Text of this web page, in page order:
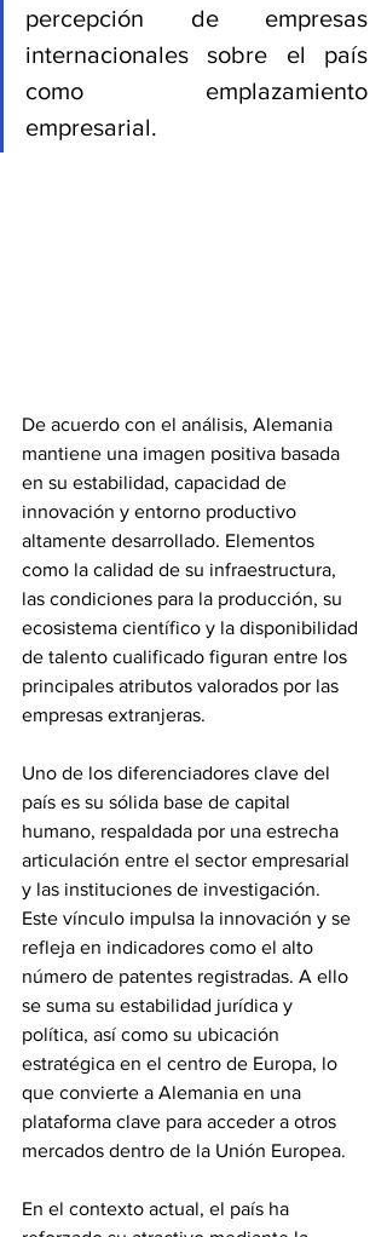
percepción de empresas
internacionales sobre el país
como emplazamiento
empresarial.
De acuerdo con el análisis, Alemania
mantiene una imagen positiva basada
en su estabilidad, capacidad de
innovación y entorno productivo
altamente desarrollado. Elementos
como la calidad de su infraestructura,
las condiciones para la producción, su
ecosistema científico y la disponibilidad
de talento cualificado figuran entre los
principales atributos valorados por las
empresas extranjeras.
Uno de los diferenciadores clave del
país es su sólida base de capital
humano, respaldada por una estrecha
articulación entre el sector empresarial
y las instituciones de investigación.
Este vínculo impulsa la innovación y se
refleja en indicadores como el alto
número de patentes registradas. A ello
se suma su estabilidad jurídica y
política, así como su ubicación
estratégica en el centro de Europa, lo
que convierte a Alemania en una
plataforma clave para acceder a otros
mercados dentro de la Unión Europea.
En el contexto actual, el país ha